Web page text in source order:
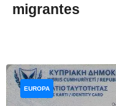
migrantes
EUROPA